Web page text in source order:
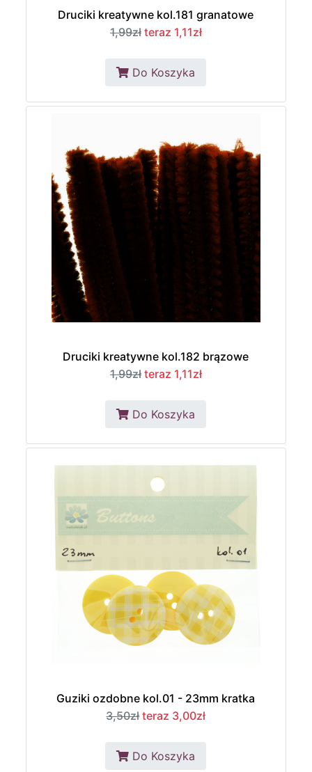
Druciki kreatywne kol.181 granatowe
1,99zł teraz 1,11zł
Do Koszyka
Druciki kreatywne kol.182 brązowe
1,99zł teraz 1,11zł
Do Koszyka
Guziki ozdobne kol.01 - 23mm kratka
3,50zł teraz 3,00zł
Do Koszyka